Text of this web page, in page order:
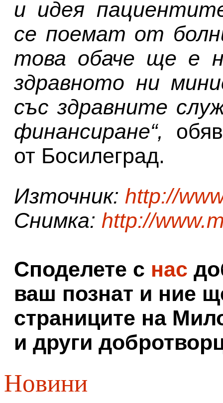
и идея
се поемат от
това обаче ще е
здравното ни
със здравните
финансиране“,
от Босилеград.
Източник: http://
Снимка: http://
Споделете с нас
ваш познат и ние
страниците на
и други
Новини